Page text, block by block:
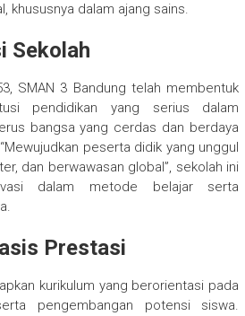
khususnya dalam ajang sains.
Sekolah
SMAN 3 Bandung telah membentuk
pendidikan yang serius dalam
bangsa yang cerdas dan berdaya
peserta didik yang unggul
dan berwawasan global”, sekolah ini
dalam metode belajar serta
Prestasi
kurikulum yang berorientasi pada
pengembangan potensi siswa.